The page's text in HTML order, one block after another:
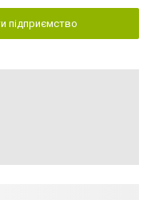
підприємство